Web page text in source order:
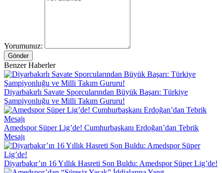
Yorumunuz:
Gönder
Benzer Haberler
Diyarbakırlı Savate Sporcularından Büyük Başarı: Türkiye
Şampiyonluğu ve Milli Takım Gururu!
Amedspor Süper Lig’de! Cumhurbaşkanı Erdoğan’dan Tebrik
Mesajı
Diyarbakır’ın 16 Yıllık Hasreti Son Buldu: Amedspor Süper Lig’de!